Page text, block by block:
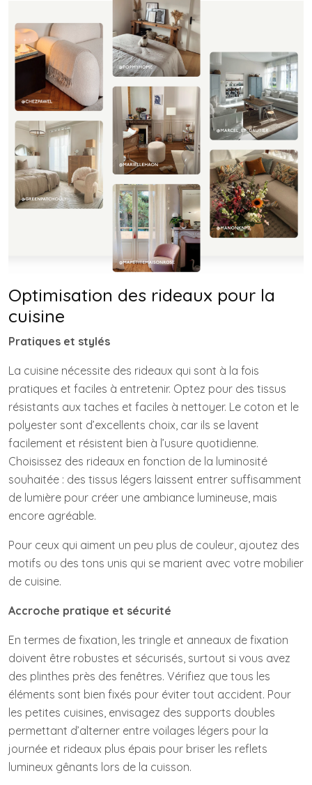
Optimisation des rideaux pour la
cuisine
Pratiques et stylés
La cuisine nécessite des rideaux qui sont à la fois
pratiques et faciles à entretenir. Optez pour des tissus
résistants aux taches et faciles à nettoyer. Le coton et le
polyester sont d’excellents choix, car ils se lavent
facilement et résistent bien à l’usure quotidienne.
Choisissez des rideaux en fonction de la luminosité
souhaitée : des tissus légers laissent entrer suffisamment
de lumière pour créer une ambiance lumineuse, mais
encore agréable.
Pour ceux qui aiment un peu plus de couleur, ajoutez des
motifs ou des tons unis qui se marient avec votre mobilier
de cuisine.
Accroche pratique et sécurité
En termes de fixation, les tringle et anneaux de fixation
doivent être robustes et sécurisés, surtout si vous avez
des plinthes près des fenêtres. Vérifiez que tous les
éléments sont bien fixés pour éviter tout accident. Pour
les petites cuisines, envisagez des supports doubles
permettant d’alterner entre voilages légers pour la
journée et rideaux plus épais pour briser les reflets
lumineux gênants lors de la cuisson.